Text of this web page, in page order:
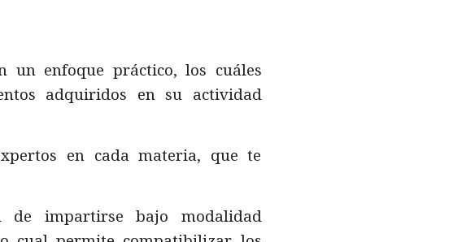
un enfoque práctico, los cuáles
adquiridos en su actividad
en cada materia, que te
de impartirse bajo modalidad